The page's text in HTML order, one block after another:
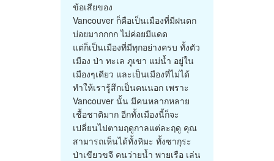
ข้อเสียของ
Vancouver ก็คือเป็นเมืองที่มีฝนตก
บ่อยมากกกก ไม่ค่อยมีแดด
แต่ก็เป็นเมืองที่มีทุกอย่างครบ ทั้งตัว
เมือง ป่า ทะเล ภูเขา แม่น้ำ อยู่ใน
เมืองๆเดียว และเป็นเมืองที่ไม่ได้
ทำให้เรารู้สึกเป็นคนนอก เพราะ
Vancouver นั้น มีคนหลากหลาย
เชื้อชาติมาก อีกทั้งเมืองนี้ก็จะ
เปลี่ยนไปตามฤดูกาลแต่ละฤดู คุณ
สามารถเห็นได้ทั้งหิมะ ทั้งซากุระ
ป่าเขียวขจี คนว่ายน้ำ พายเรือ เล่น